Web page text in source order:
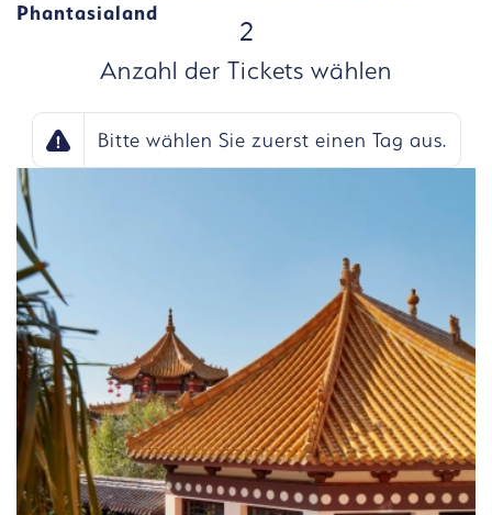
Phantasialand
SCHRITT 2
Anzahl der Tickets wählen
Bitte wählen Sie zuerst einen Tag aus.